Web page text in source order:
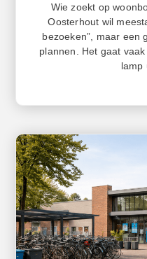
Wie zoekt op
Oosterhout wil
bezoeken”, maar een
plannen. Het gaat
lamp